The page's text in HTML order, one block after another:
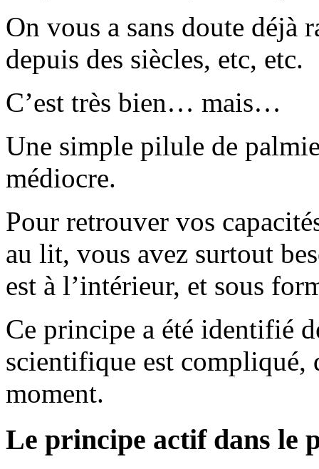
On vous a sans doute déjà
depuis des siècles, etc, etc.
C’est très bien… mais…
Une simple pilule de
médiocre.
Pour retrouver vos
au lit, vous avez surtout
est à l’intérieur, et sous
Ce principe a été identifié
scientifique est compliqué,
moment.
Le principe actif dans le